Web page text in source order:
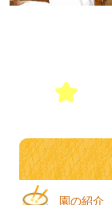
園の紹介